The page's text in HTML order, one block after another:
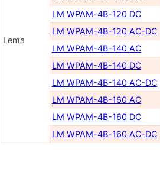
Lema
LM WPAM-4B-120 DC
LM WPAM-4B-120 AC-DC
LM WPAM-4B-140 AC
LM WPAM-4B-140 DC
LM WPAM-4B-140 AC-DC
LM WPAM-4B-160 AC
LM WPAM-4B-160 DC
LM WPAM-4B-160 AC-DC